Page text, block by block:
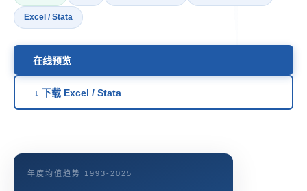
Excel / Stata
在线预览
↓ 下载 Excel / Stata
年度均值趋势 1993-2025